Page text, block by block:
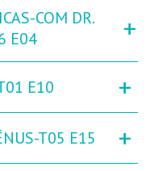
COM DR.
E04
+
E10 +
T05 E15 +